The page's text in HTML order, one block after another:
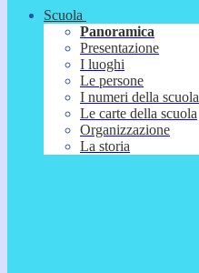
Scuola
Panoramica
Presentazione
I luoghi
Le persone
I numeri della scuola
Le carte della scuola
Organizzazione
La storia